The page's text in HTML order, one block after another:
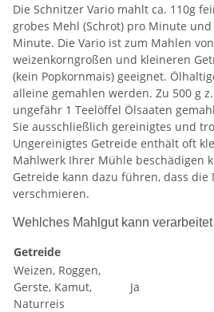
Die Schnitzer Vario mahlt ca. 110g
grobes Mehl (Schrot) pro Minute
Minute. Die Vario ist zum Mahlen
weizenkorngroßen und kleineren
(kein Popkornmais) geeignet.
alleine gemahlen werden. Zu 500 g
ungefähr 1 Teelöffel Ölsaaten
Sie ausschließlich gereinigtes und
Ungereinigtes Getreide enthält oft
Mahlwerk Ihrer Mühle beschädigen
Getreide kann dazu führen, dass die
verschmieren.
Wehlches Mahlgut kann
Getreide
Weizen, Roggen,
Gerste, Kamut,
Naturreis
Ja